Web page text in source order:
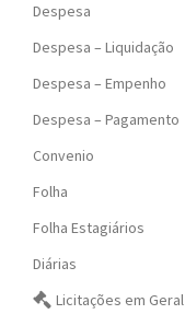
Despesa
Despesa – Liquidação
Despesa – Empenho
Despesa – Pagamento
Convenio
Folha
Folha Estagiários
Diárias
Licitações em Geral